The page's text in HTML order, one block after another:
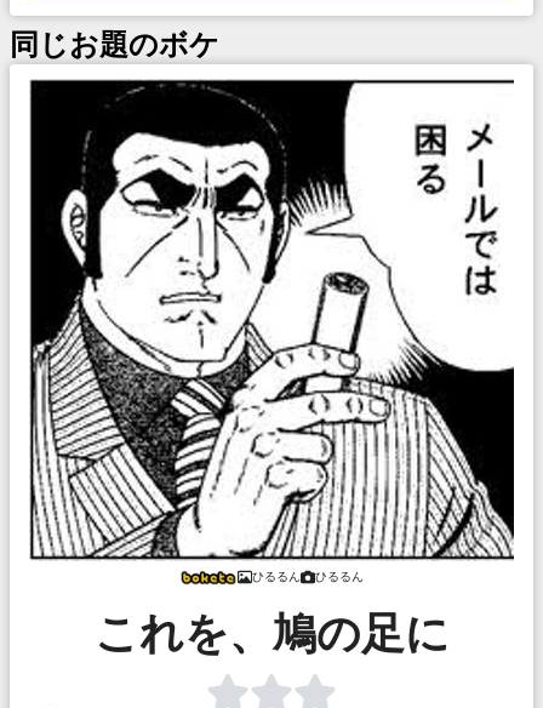
同じお題のボケ
ひるるん ひるるん
これを、鳩の足に